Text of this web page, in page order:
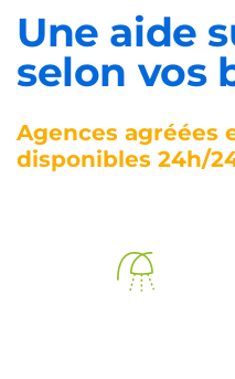
Une aide
selon vos
Agences agréées
disponibles 24h/